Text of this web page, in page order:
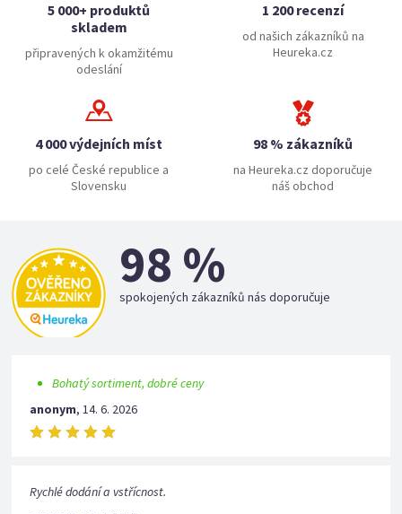
5 000+ produktů
skladem
připravených k okamžitému
odeslání
1 200 recenzí
od našich zákazníků na
Heureka.cz
4 000 výdejních míst
po celé České republice a
Slovensku
98 % zákazníků
na Heureka.cz doporučuje
náš obchod
98 %
spokojených zákazníků nás doporučuje
Bohatý sortiment, dobré ceny
anonym,14. 6. 2026
Rychlé dodání a vstřícnost.